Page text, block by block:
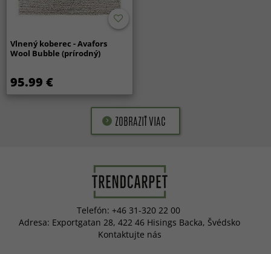
Vlnený koberec - Avafors
Wool Bubble (prírodný)
95.99 €
ZOBRAZIŤ VIAC
Telefón: +46 31-320 22 00
Adresa: Exportgatan 28, 422 46 Hisings Backa, Švédsko
Kontaktujte nás